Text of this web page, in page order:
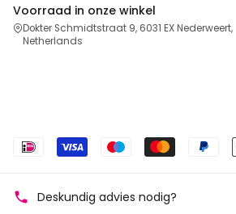
Voorraad in onze winkel
Dokter Schmidtstraat 9, 6031 EX Nederweert,
Netherlands
Deskundig advies nodig?